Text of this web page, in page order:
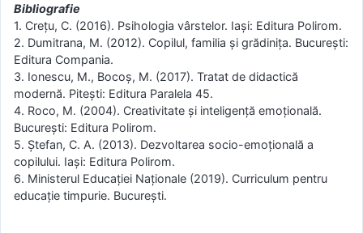
Bibliografie
1. Crețu, C. (2016). Psihologia vârstelor. Iași: Editura Polirom.
2. Dumitrana, M. (2012). Copilul, familia și grădinița. București:
Editura Compania.
3. Ionescu, M., Bocoș, M. (2017). Tratat de didactică
modernă. Pitești: Editura Paralela 45.
4. Roco, M. (2004). Creativitate și inteligență emoțională.
București: Editura Polirom.
5. Ștefan, C. A. (2013). Dezvoltarea socio-emoțională a
copilului. Iași: Editura Polirom.
6. Ministerul Educației Naționale (2019). Curriculum pentru
educație timpurie. București.